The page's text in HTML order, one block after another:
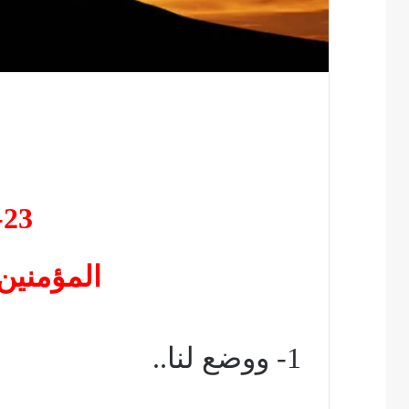
23- قداس
المؤمنين: 4)
1- ووضع لنا..